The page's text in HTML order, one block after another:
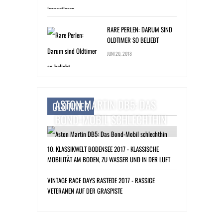
RARE PERLEN: DARUM SIND
OLDTIMER SO BELIEBT
JUNI 20, 2018
OLDTIMER
ASTON MARTIN DB5: DAS
BOND-MOBIL SCHLECHTHIN
10. KLASSIKWELT BODENSEE 2017 - KLASSISCHE
MOBILITÄT AM BODEN, ZU WASSER UND IN DER LUFT
VINTAGE RACE DAYS RASTEDE 2017 - RASSIGE
VETERANEN AUF DER GRASPISTE